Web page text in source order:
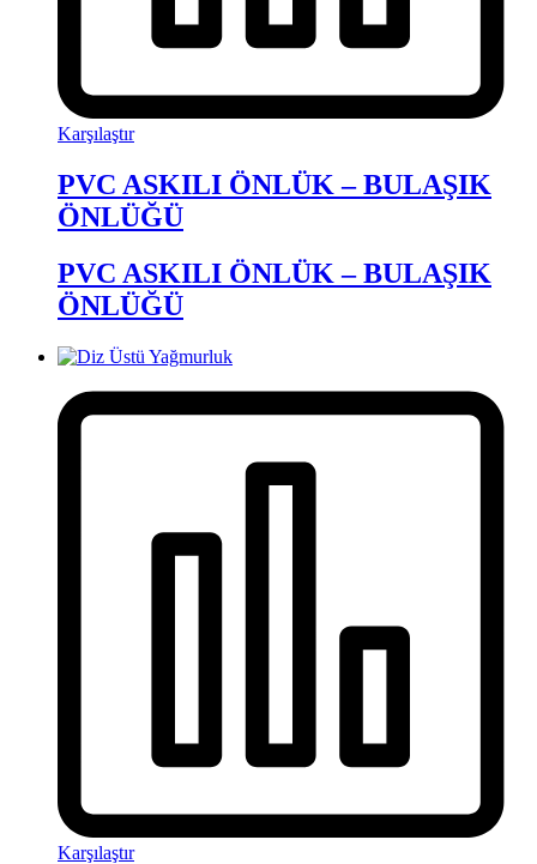
Karşılaştır
PVC ASKILI ÖNLÜK – BULAŞIK
ÖNLÜĞÜ
PVC ASKILI ÖNLÜK – BULAŞIK
ÖNLÜĞÜ
Karşılaştır